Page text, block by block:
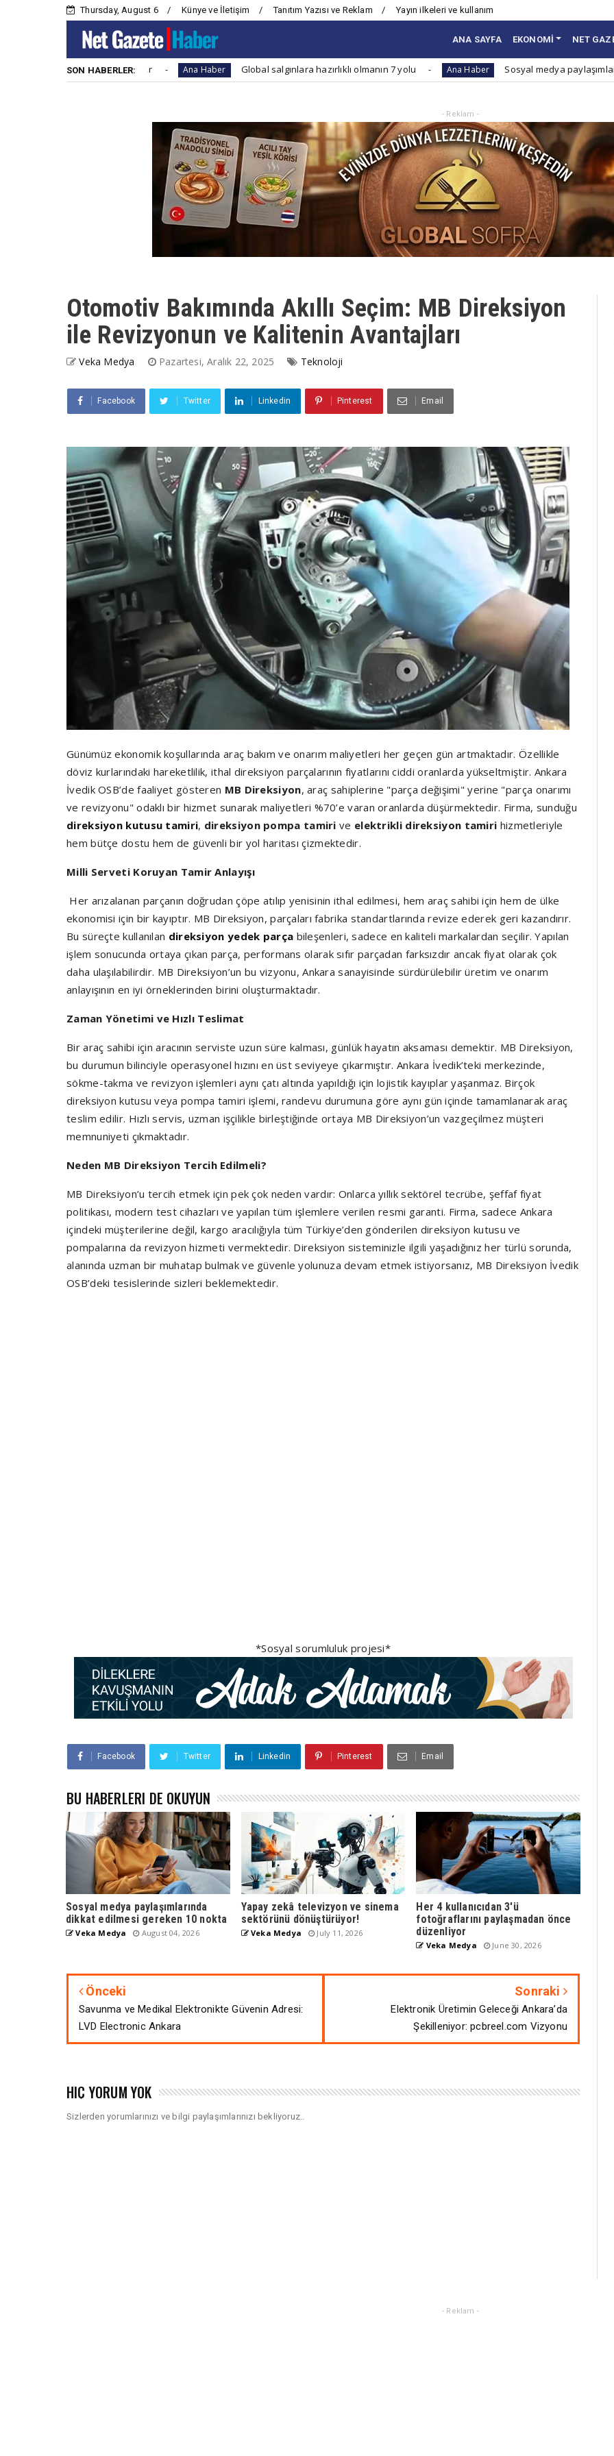
Thursday, August 6 Künye ve İletişim Tanıtım Yazısı ve Reklam Yayın ilkeleri ve kullanım
ANA SAYFA EKONOMİ NET
SON HABERLER:
sorunları artıyor Ana Haber Global salgınlara hazırlıklı olmanın 7 yolu Ana Haber Sosyal medya paylaşımlarında dikkat
- Reklam -
Otomotiv Bakımında Akıllı Seçim: MB Direksiyon
ile Revizyonun ve Kalitenin Avantajları
Veka Medya Pazartesi, Aralık 22, 2025 Teknoloji
Facebook Twitter Linkedin Pinterest Email
Günümüz ekonomik koşullarında araç bakım ve onarım maliyetleri her geçen gün artmaktadır. Özellikle
döviz kurlarındaki hareketlilik, ithal direksiyon parçalarının fiyatlarını ciddi oranlarda yükseltmiştir. Ankara
İvedik OSB’de faaliyet gösteren MB Direksiyon, araç sahiplerine "parça değişimi" yerine "parça onarımı
ve revizyonu" odaklı bir hizmet sunarak maliyetleri %70’e varan oranlarda düşürmektedir. Firma, sunduğu
direksiyon kutusu tamiri, direksiyon pompa tamiri ve elektrikli direksiyon tamiri hizmetleriyle
hem bütçe dostu hem de güvenli bir yol haritası çizmektedir.
Milli Serveti Koruyan Tamir Anlayışı
Her arızalanan parçanın doğrudan çöpe atılıp yenisinin ithal edilmesi, hem araç sahibi için hem de ülke
ekonomisi için bir kayıptır. MB Direksiyon, parçaları fabrika standartlarında revize ederek geri kazandırır.
Bu süreçte kullanılan direksiyon yedek parça bileşenleri, sadece en kaliteli markalardan seçilir. Yapılan
işlem sonucunda ortaya çıkan parça, performans olarak sıfır parçadan farksızdır ancak fiyat olarak çok
daha ulaşılabilirdir. MB Direksiyon’un bu vizyonu, Ankara sanayisinde sürdürülebilir üretim ve onarım
anlayışının en iyi örneklerinden birini oluşturmaktadır.
Zaman Yönetimi ve Hızlı Teslimat
Bir araç sahibi için aracının serviste uzun süre kalması, günlük hayatın aksaması demektir. MB Direksiyon,
bu durumun bilinciyle operasyonel hızını en üst seviyeye çıkarmıştır. Ankara İvedik’teki merkezinde,
sökme-takma ve revizyon işlemleri aynı çatı altında yapıldığı için lojistik kayıplar yaşanmaz. Birçok
direksiyon kutusu veya pompa tamiri işlemi, randevu durumuna göre aynı gün içinde tamamlanarak araç
teslim edilir. Hızlı servis, uzman işçilikle birleştiğinde ortaya MB Direksiyon’un vazgeçilmez müşteri
memnuniyeti çıkmaktadır.
Neden MB Direksiyon Tercih Edilmeli?
MB Direksiyon’u tercih etmek için pek çok neden vardır: Onlarca yıllık sektörel tecrübe, şeffaf fiyat
politikası, modern test cihazları ve yapılan tüm işlemlere verilen resmi garanti. Firma, sadece Ankara
içindeki müşterilerine değil, kargo aracılığıyla tüm Türkiye’den gönderilen direksiyon kutusu ve
pompalarına da revizyon hizmeti vermektedir. Direksiyon sisteminizle ilgili yaşadığınız her türlü sorunda,
alanında uzman bir muhatap bulmak ve güvenle yolunuza devam etmek istiyorsanız, MB Direksiyon İvedik
OSB’deki tesislerinde sizleri beklemektedir.
*Sosyal sorumluluk projesi*
Facebook Twitter Linkedin Pinterest Email
BU HABERLERI DE OKUYUN
Sosyal medya paylaşımlarında
dikkat edilmesi gereken 10 nokta
Veka Medya August 04, 2026
Yapay zekâ televizyon ve sinema
sektörünü dönüştürüyor!
Veka Medya July 11, 2026
Her 4 kullanıcıdan 3'ü
fotoğraflarını paylaşmadan önce
düzenliyor
Veka Medya June 30, 2026
Önceki
Savunma ve Medikal Elektronikte Güvenin Adresi:
LVD Electronic Ankara
Sonraki
Elektronik Üretimin Geleceği Ankara’da
Şekilleniyor: pcbreel.com Vizyonu
HIÇ YORUM YOK
Sizlerden yorumlarınızı ve bilgi paylaşımlarınızı bekliyoruz..
- Reklam -